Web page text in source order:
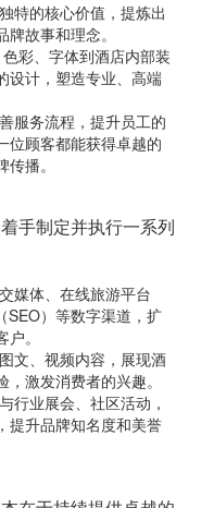
特的核心价值，提炼出
故事和理念。
彩、字体到酒店内部装
设计，塑造专业、高端
服务流程，提升员工的
位顾客都能获得卓越的
播。
手制定并执行一系列
媒体、在线旅游平台
SEO）等数字渠道，扩
。
文、视频内容，展现酒
激发消费者的兴趣。
行业展会、社区活动，
提升品牌知名度和美誉